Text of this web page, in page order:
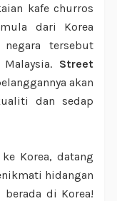
kafe churros
dari Korea
tersebut
Street
akan
dan sedap
Korea, datang
hidangan
berada di Korea!